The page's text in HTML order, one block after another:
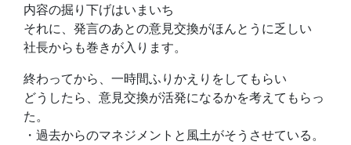
内容の掘り下げはいまいち
それに、発言のあとの意見交換がほんとうに乏しい
社長からも巻きが入ります。
終わってから、一時間ふりかえりをしてもらい
どうしたら、意見交換が活発になるかを考えてもらっ
た。
・過去からのマネジメントと風土がそうさせている。